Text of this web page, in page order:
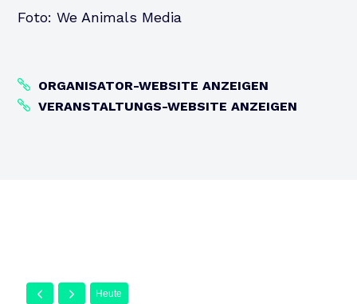
Foto: We Animals Media
ORGANISATOR-WEBSITE ANZEIGEN
VERANSTALTUNGS-WEBSITE ANZEIGEN
Heute